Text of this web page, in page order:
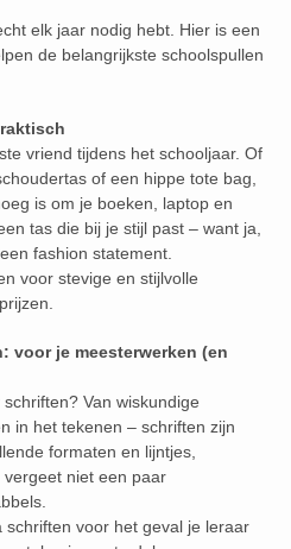
elk jaar nodig hebt. Hier is een
de belangrijkste schoolspullen
vriend tijdens het schooljaar. Of
of een hippe tote bag,
is om je boeken, laptop en
tas die bij je stijl past – want ja,
fashion statement.
voor stevige en stijlvolle
voor je meesterwerken (en
Van wiskundige
in het tekenen – schriften zijn
formaten en lijntjes,
niet een paar
schriften voor het geval je leraar